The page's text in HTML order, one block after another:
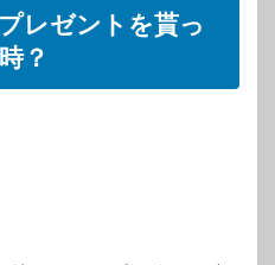
レゼントを貰っ
？